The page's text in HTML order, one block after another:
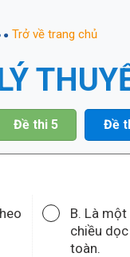
Trở về trang chủ
Đề thi 5 Đề
B. Là
chiều
toàn.